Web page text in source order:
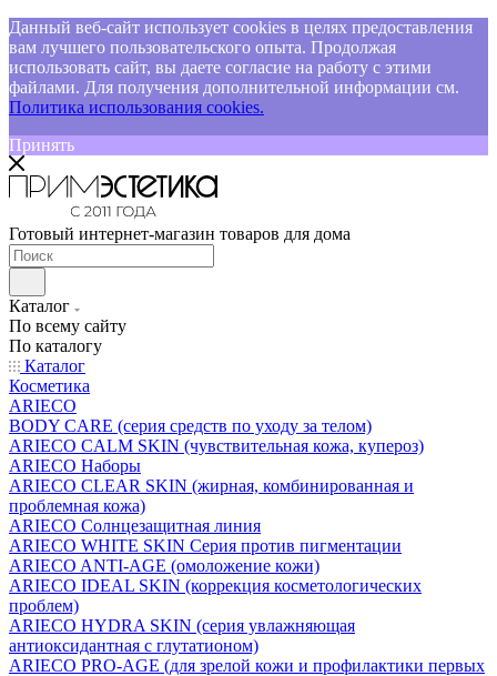
Данный веб-сайт использует cookies в целях предоставления
вам лучшего пользовательского опыта. Продолжая
использовать сайт, вы даете согласие на работу с этими
файлами. Для получения дополнительной информации см.
Политика использования cookies.
Принять
Готовый интернет-магазин товаров для дома
Каталог
По всему сайту
По каталогу
Каталог
Косметика
ARIECO
BODY CARE (серия средств по уходу за телом)
ARIECO CALM SKIN (чувствительная кожа, купероз)
ARIECO Наборы
ARIECO CLEAR SKIN (жирная, комбинированная и
проблемная кожа)
ARIECO Солнцезащитная линия
ARIECO WHITE SKIN Серия против пигментации
ARIECO ANTI-AGE (омоложение кожи)
ARIECO IDEAL SKIN (коррекция косметологических
проблем)
ARIECO HYDRA SKIN (серия увлажняющая
антиоксидантная с глутатионом)
ARIECO PRO-AGE (для зрелой кожи и профилактики первых